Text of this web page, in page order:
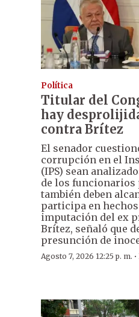
Política
Titular del
hay
contra Brítez
El senador
corrupción en el
(IPS) sean
de los funcionarios
también deben
participa en
imputación del ex
Brítez, señaló que
presunción de
Agosto 7, 2026 12:25 p. m. ·